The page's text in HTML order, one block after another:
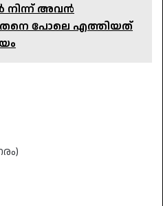
നിന്ന് അവന്‍
പോലെ എത്തിയത്